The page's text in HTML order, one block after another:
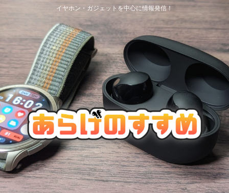
イヤホン・ガジェットを中心に情報発信！